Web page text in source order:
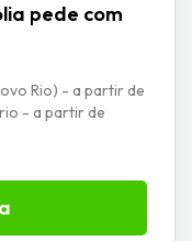
pede com
Rio) - a partir de
- a partir de